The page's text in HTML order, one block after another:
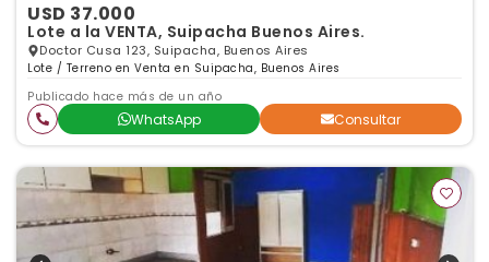
USD 37.000
Lote a la VENTA, Suipacha Buenos Aires.
Doctor Cusa 123, Suipacha, Buenos Aires
Lote / Terreno en Venta en Suipacha, Buenos Aires
Publicado hace más de un año
WhatsApp Consultar